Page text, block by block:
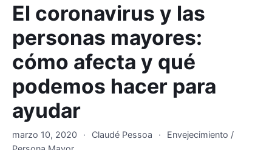
El coronavirus y las
personas mayores:
cómo afecta y qué
podemos hacer para
ayudar
marzo 10, 2020 · Claudé Pessoa ·
Envejecimiento /